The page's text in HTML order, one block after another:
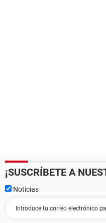
¡SUSCRÍBETE A
Noticias